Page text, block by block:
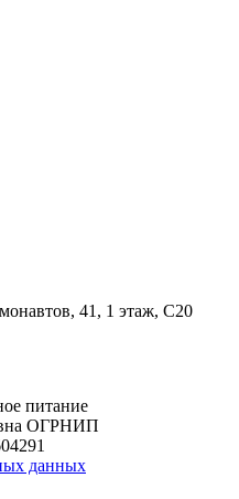
41, 1 этаж, С20
питание
ОГРНИП
данных